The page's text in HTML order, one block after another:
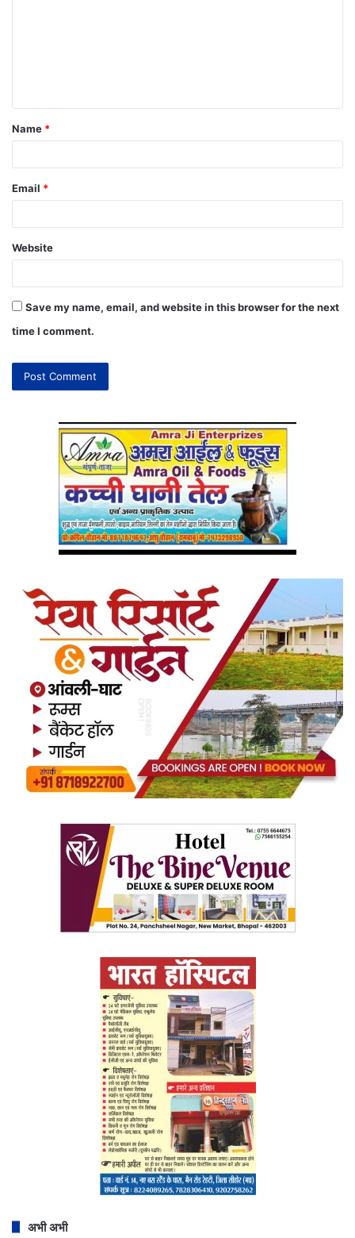
Name *
Email *
Website
Save my name, email, and website in this browser for the next
time I comment.
अभी अभी